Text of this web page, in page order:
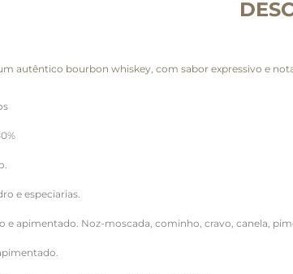
autêntico bourbon whiskey, com sabor expressivo e
e especiarias.
e apimentado. Noz-moscada, cominho, cravo, canela,